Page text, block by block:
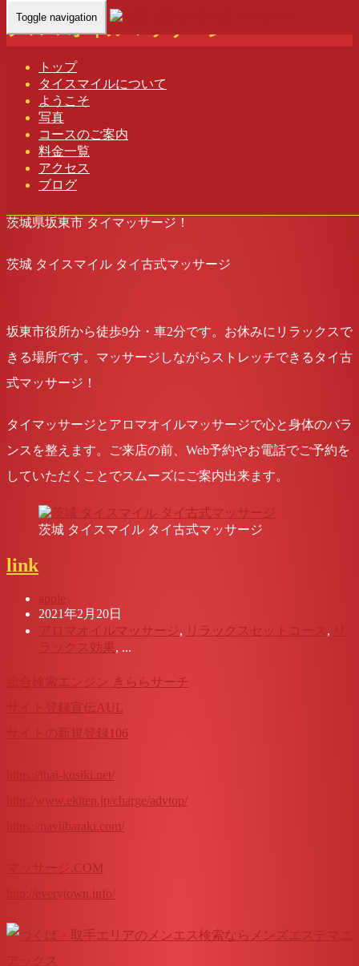
Toggle navigation
トップ
タイスマイルについて
ようこそ
写真
コースのご案内
料金一覧
アクセス
ブログ
アロマオイルマッサージ
Home - アロマオイルマッサージ
茨城 タイスマイル タイ古式マッサージ
apple
2022年9月1日
アロマオイルマッサージ
ラックス効果
茨城県坂東市 タイマッサージ！
茨城 タイスマイル タイ古式マッサージ
坂東市役所から徒歩9分・車2分です。お休みにリラックスで
きる場所です。マッサージしながらストレッチできるタイ古
式マッサージ！
タイマッサージとアロマオイルマッサージで心と身体のバラ
ンスを整えます。
ご来店の前、Web予約やお電話でご予約を
していただくことでスムーズにご案内出来ます。
茨城 タイスマイル タイ古式マッサージ
link
apple
2021年2月20日
アロマオイルマッサージ, リラックスセットコース ,
ラックス効果, ...
総合検索エンジン きららサーチ
サイト登録宣伝AUL
サイトの新規登録106
https://thai-kosiki.net/
http://www.ekiten.jp/charge/advtop/
https://naviibaraki.com/
マッサージ.COM
http://everytown.info/